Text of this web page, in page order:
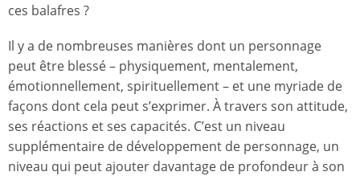
ces balafres ?
Il y a de nombreuses manières dont un personnage
peut être blessé – physiquement, mentalement,
émotionnellement, spirituellement – et une myriade de
façons dont cela peut s’exprimer. À travers son attitude,
ses réactions et ses capacités. C’est un niveau
supplémentaire de développement de personnage, un
niveau qui peut ajouter davantage de profondeur à son